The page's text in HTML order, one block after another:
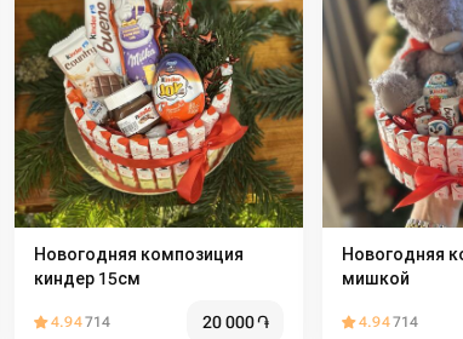
Новогодняя композиция
киндер 15см
4.94714 20 000֏
Новогодняя
мишкой
4.94714